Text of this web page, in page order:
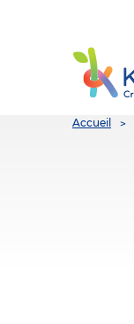
You
Accueil